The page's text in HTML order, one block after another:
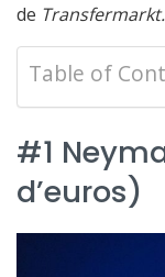
de Transfermarkt.
Table of
#1
d’euros)